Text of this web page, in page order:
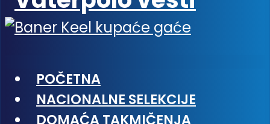
POČETNA
NACIONALNE SELEKCIJE
DOMAĆA TAKMIČENJA